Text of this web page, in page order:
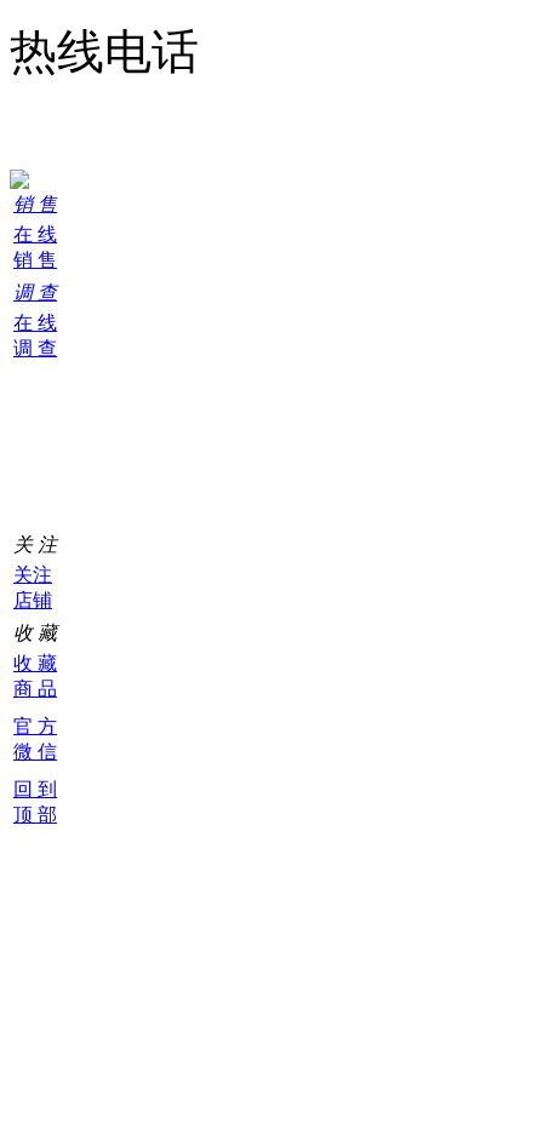
热线电话
销 售
在 线
销 售
调 查
在 线
调 查
关 注
关注
店铺
收 藏
收 藏
商 品
官 方
微 信
回 到
顶 部